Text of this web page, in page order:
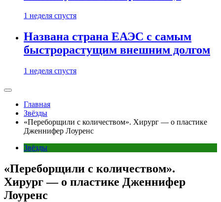
1 неделя спустя
Названа страна ЕАЭС с самым
быстрорастущим внешним долгом
1 неделя спустя
Главная
Звёзды
«Переборщили с количеством». Хирург — о пластике
Дженнифер Лоуренс
Звёзды
«Переборщили с количеством».
Хирург — о пластике Дженнифер
Лоуренс